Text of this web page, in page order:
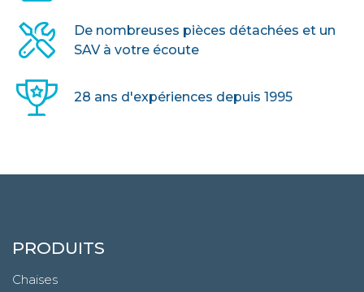
De nombreuses pièces détachées et un
SAV à votre écoute
28 ans d'expériences depuis 1995
PRODUITS
Chaises